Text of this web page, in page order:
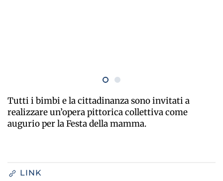
LINK
Tutti i bimbi e la cittadinanza sono invitati a
realizzare un’opera pittorica collettiva come
augurio per la Festa della mamma.